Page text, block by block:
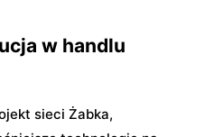
w handlu
sieci Żabka,